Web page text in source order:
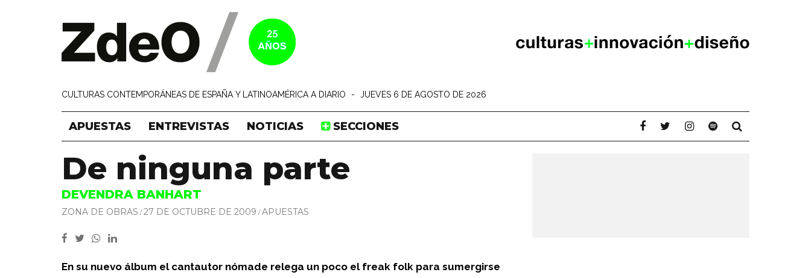
CULTURAS CONTEMPORÁNEAS DE ESPAÑA Y LATINOAMÉRICA A DIARIO - JUEVES 6 DE AGOSTO DE 2026
APUESTAS ENTREVISTAS NOTICIAS SECCIONES
De ninguna parte
DEVENDRA BANHART
ZONA DE OBRAS 27 DE OCTUBRE DE 2009 APUESTAS
En su nuevo álbum el cantautor nómade relega un poco el freak folk para sumergirse